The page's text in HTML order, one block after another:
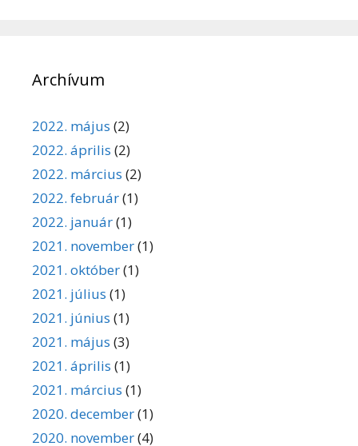
Archívum
2022. május (2)
2022. április (2)
2022. március (2)
2022. február(1)
2022. január(1)
2021. november(1)
2021. október(1)
2021. július (1)
2021. június (1)
2021. május (3)
2021. április (1)
2021. március (1)
2020. december(1)
2020. november(4)